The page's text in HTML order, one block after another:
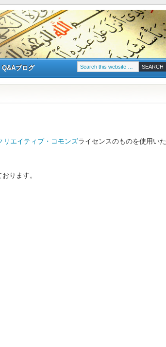
Q&Aブログ
リエイティブ・コモンズライセンスのものを使用いた
ります。